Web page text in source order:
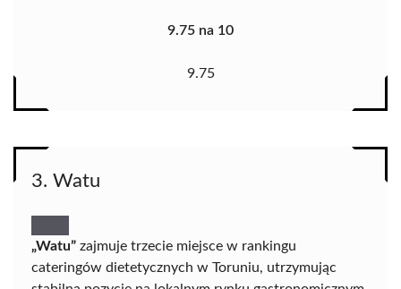
9.75 na 10
9.75
3. Watu
„Watu” zajmuje trzecie miejsce w rankingu
cateringów dietetycznych w Toruniu, utrzymując